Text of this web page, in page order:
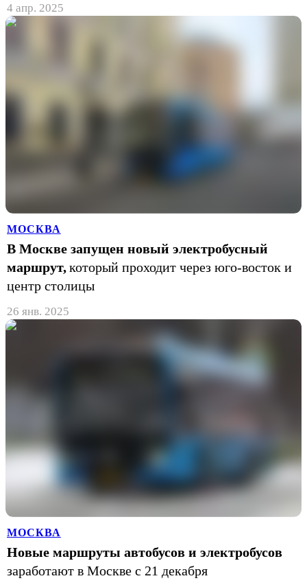
4 апр. 2025
МОСКВА
В Москве запущен новый электробусный
маршрут,который проходит через юго-восток и
центр столицы
26 янв. 2025
МОСКВА
Новые маршруты автобусов и электробусов
заработают в Москве с 21 декабря